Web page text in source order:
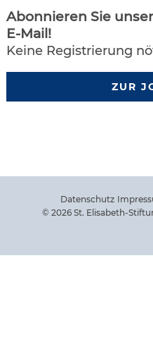
Abonnieren Sie
E-Mail!
Keine Registrierung
ZUR
Datenschutz
© 2026 St. Elisabeth-